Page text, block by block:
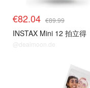
€82.04 €89.99
INSTAX Mini 12 拍立得
@dealmoon.de